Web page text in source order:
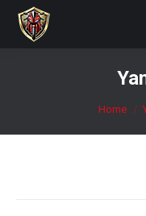
You are
Home